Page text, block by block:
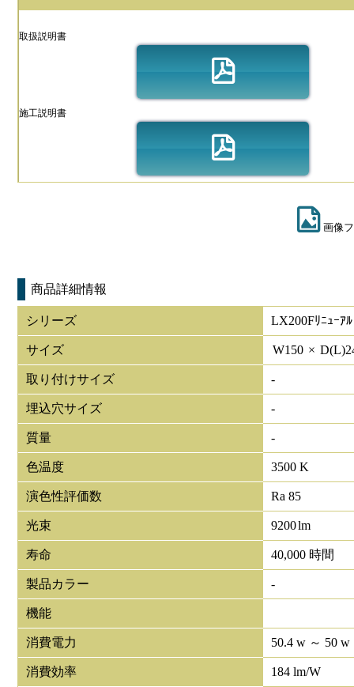
取扱説明書
施工説明書
画像
商品詳細情報
シリーズ LX200Fﾘﾆｭｰｱﾙ
サイズ W150 × D(L)
取り付けサイズ -
埋込穴サイズ -
質量 -
色温度 3500 K
演色性評価数 Ra 85
光束 9200lm
寿命 40,000 時間
製品カラー -
機能
消費電力 50.4 w ～ 50 w
消費効率 184 lm/W